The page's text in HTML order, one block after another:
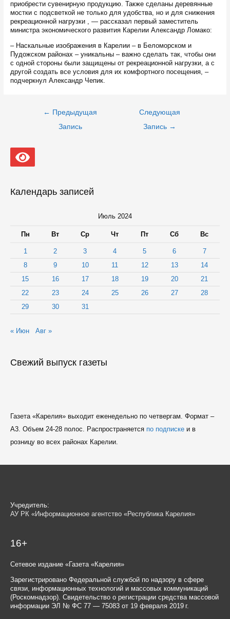
приобрести сувенирную продукцию. Также сделаны деревянные
мостки с подсветкой не только для удобства, но и для снижения
рекреационной нагрузки , — рассказал первый заместитель
министра экономического развития Карелии Александр Ломако:
– Наскальные изображения в Карелии – в Беломорском и
Пудожском районах – уникальны – важно сделать так, чтобы они
с одной стороны были защищены от рекреационной нагрузки, а с
другой создать все условия для их комфортного посещения, –
подчеркнул Александр Чепик.
Навигация
← Предыдущая
Запись
Следующая
Запись →
Календарь записей
Июль 2024
Пн Вт Ср Чт Пт Сб Вс
1 2 3 4 5 6
7
8
9 10 11 12 13
14
15
16 17 18 19 20
21
22
23 24 25 26 27
28
29
30 31
« Июн Авг »
Свежий выпуск газеты
Газета «Карелия» выходит еженедельно по четвергам. Формат –
A3. Объем 24-28 полос. Распространяется по подпискеи в
розницу во всех районах Карелии.
Учредитель:
АУ РК «Информационное агентство «Республика Карелия»
16+
Сетевое издание «Газета «Карелия»
Зарегистрировано Федеральной службой по надзору в сфере
связи, информационных технологий и массовых коммуникаций
(Роскомнадзор). Свидетельство о регистрации средства массовой
информации ЭЛ № ФС 77 — 75083 от 19 февраля 2019 г.